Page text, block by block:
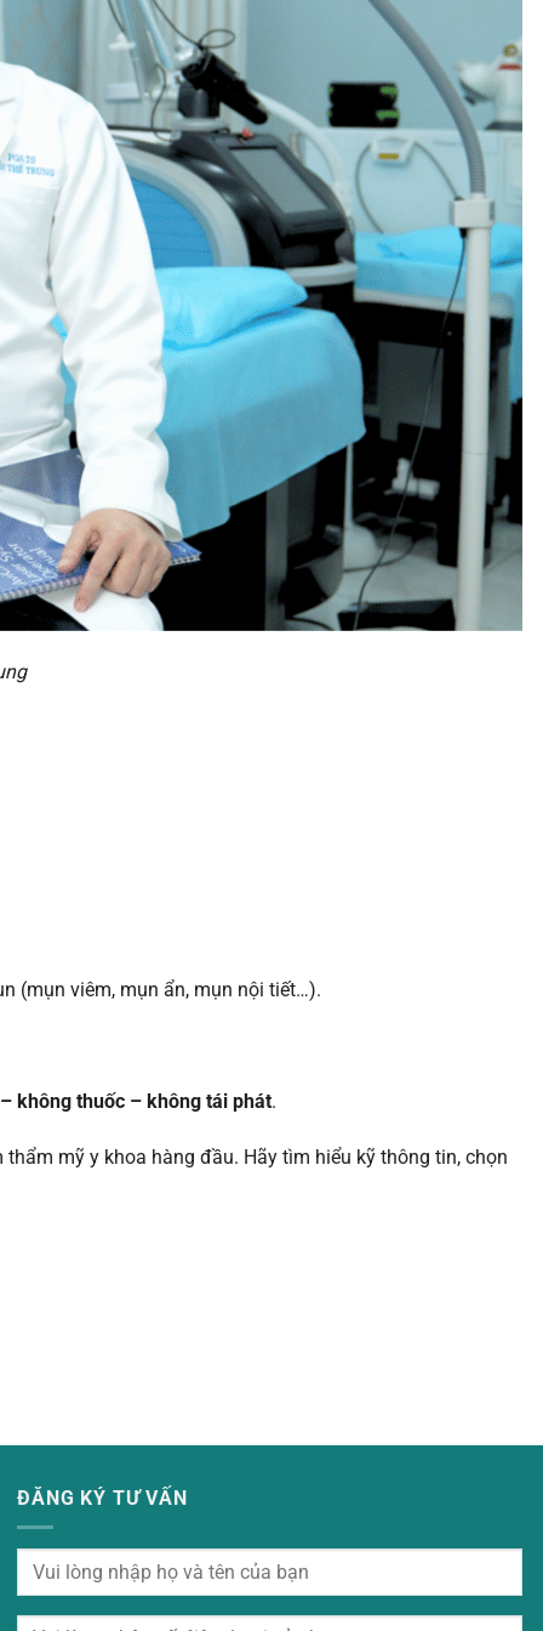
(mụn viêm, mụn ẩn, mụn nội tiết…).
không thuốc – không tái phát.
thẩm mỹ y khoa hàng đầu. Hãy tìm hiểu kỹ thông tin, chọn
ĐĂNG KÝ TƯ VẤN